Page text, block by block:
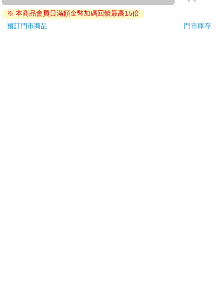
若非上列種類商品，均享有到貨7天的猶豫期（含例假
日）。
※ 本商品會員日滿額金幣加碼回饋最高15倍
預訂門市商品
門市庫存